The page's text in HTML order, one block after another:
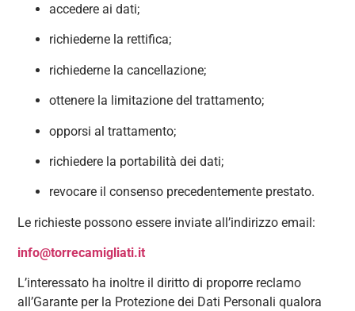
accedere ai dati;
richiederne la rettifica;
richiederne la cancellazione;
ottenere la limitazione del trattamento;
opporsi al trattamento;
richiedere la portabilità dei dati;
revocare il consenso precedentemente prestato.
Le richieste possono essere inviate all’indirizzo email:
info@torrecamigliati.it
L’interessato ha inoltre il diritto di proporre reclamo
all’Garante per la Protezione dei Dati Personali qualora